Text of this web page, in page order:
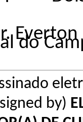
Everton
do
by)